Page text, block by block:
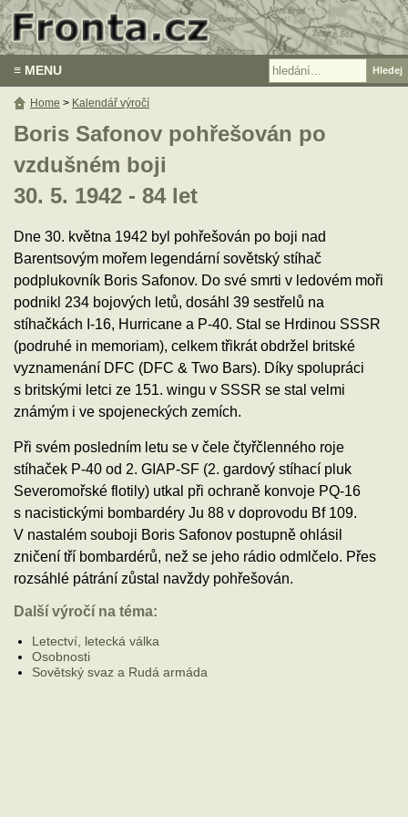
≡ MENU
Boris Safonov pohřešován po
vzdušném boji
30. 5. 1942 - 84 let
Dne 30. května 1942 byl pohřešován po boji nad
Barentsovým mořem legendární sovětský stíhač
podplukovník Boris Safonov. Do své smrti v ledovém moři
podnikl 234 bojových letů, dosáhl 39 sestřelů na
stíhačkách I-16, Hurricane a P-40. Stal se Hrdinou SSSR
(podruhé in memoriam), celkem třikrát obdržel britské
vyznamenání DFC (DFC & Two Bars). Díky spolupráci
s britskými letci ze 151. wingu v SSSR se stal velmi
známým i ve spojeneckých zemích.
Při svém posledním letu se v čele čtyřčlenného roje
stíhaček P-40 od 2. GIAP-SF (2. gardový stíhací pluk
Severomořské flotily) utkal při ochraně konvoje PQ-16
s nacistickými bombardéry Ju 88 v doprovodu Bf 109.
V nastalém souboji Boris Safonov postupně ohlásil
zničení tří bombardérů, než se jeho rádio odmlčelo. Přes
rozsáhlé pátrání zůstal navždy pohřešován.
Další výročí na téma:
Letectví, letecká válka
Osobnosti
Sovětský svaz a Rudá armáda
Home > Kalendář výročí